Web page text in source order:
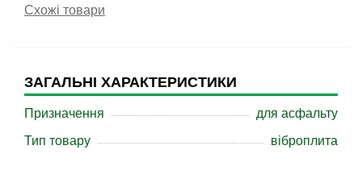
Схожі товари
ЗАГАЛЬНІ ХАРАКТЕРИСТИКИ
Призначення
для асфальту
Тип товару
віброплита